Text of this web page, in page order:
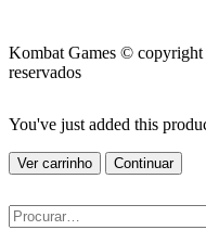
Kombat Games ©
reservados
You've just added this
Ver carrinho Continuar